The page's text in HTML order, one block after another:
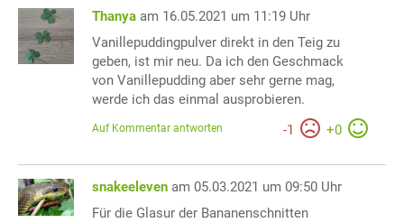
Thanya am 16.05.2021 um 11:19 Uhr
Vanillepuddingpulver direkt in den Teig zu
geben, ist mir neu. Da ich den Geschmack
von Vanillepudding aber sehr gerne mag,
werde ich das einmal ausprobieren.
-1 +0
Auf Kommentar antworten
snakeeleven am 05.03.2021 um 09:50 Uhr
Für die Glasur der Bananenschnitten